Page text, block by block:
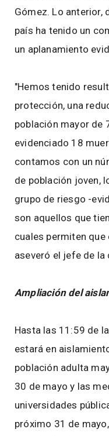
Gómez. Lo anterior,
país ha tenido un
un aplanamiento
"Hemos tenido
protección, una
población mayor de
evidenciado 18
contamos con un
de población joven,
grupo de riesgo -
son aquellos que
cuales permiten que
aseveró el jefe de la
Ampliación del
Hasta las 11:59 de
estará en
población adulta
30 de mayo y las
universidades
próximo 31 de